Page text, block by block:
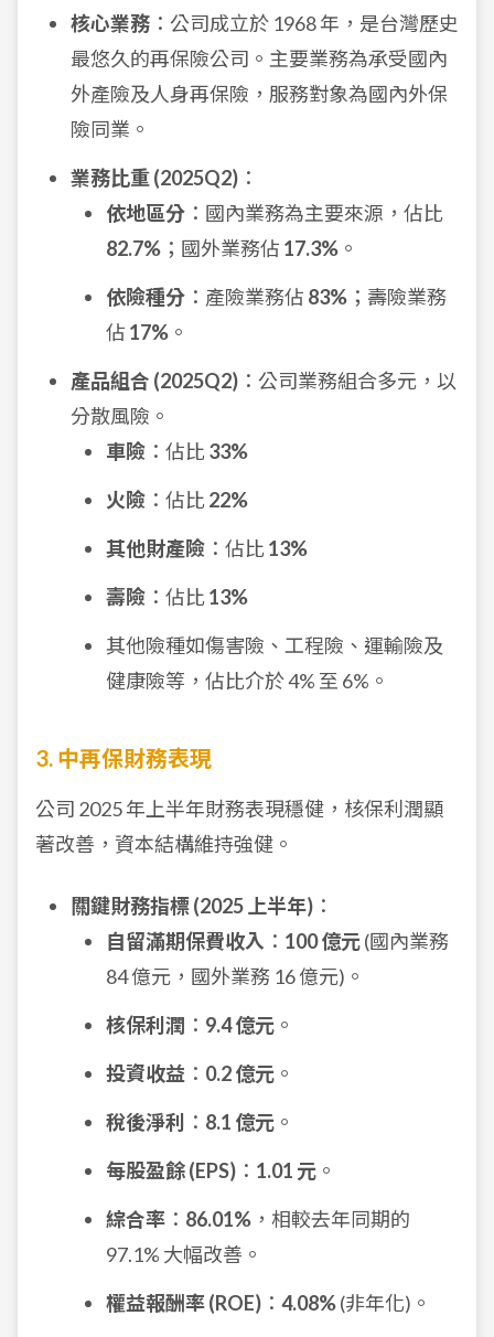
核心業務 ：公司成立於 1968 年，是台灣歷史
最悠久的再保險公司。主要業務為承受國內
外產險及人身再保險，服務對象為國內外保
險同業。
業務比重 (2025Q2) ：
依地區分 ：國內業務為主要來源，佔比
82.7% ；國外業務佔 17.3% 。
依險種分 ：產險業務佔 83% ；壽險業務
佔 17% 。
產品組合 (2025Q2) ：公司業務組合多元，以
分散風險。
車險 ：佔比33%
火險 ：佔比22%
其他財產險 ：佔比13%
壽險 ：佔比13%
其他險種如傷害險、工程險、運輸險及
健康險等，佔比介於 4% 至 6%。
3. 中再保財務表現
公司 2025 年上半年財務表現穩健，核保利潤顯
著改善，資本結構維持強健。
關鍵財務指標 (2025 上半年) ：
自留滿期保費收入 ： 100 億元(國內業務
84 億元，國外業務 16 億元)。
核保利潤 ： 9.4 億元 。
投資收益 ： 0.2 億元 。
稅後淨利
： 8.1 億元 。
每股盈餘 (EPS) ： 1.01 元 。
綜合率 ： 86.01% ，相較去年同期的
97.1% 大幅改善。
權益報酬率 (ROE) ： 4.08%(非年化)。